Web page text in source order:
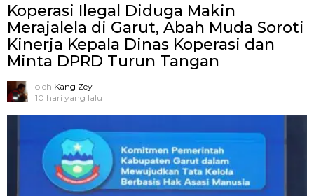
Koperasi Ilegal Diduga Makin
Merajalela di Garut, Abah Muda Soroti
Kinerja Kepala Dinas Koperasi dan
Minta DPRD Turun Tangan
oleh Kang Zey
10 hari yang lalu